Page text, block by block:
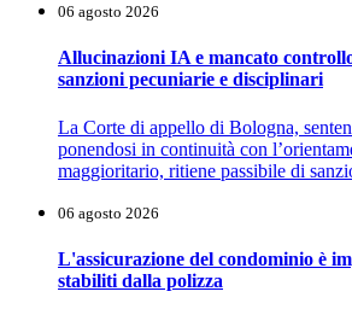
06 agosto 2026
Allucinazioni IA e mancato
sanzioni pecuniarie e disciplinari
La Corte di appello di Bologna,
ponendosi in continuità con
maggioritario, ritiene passibile di
06 agosto 2026
L'assicurazione del condominio è
stabiliti dalla polizza